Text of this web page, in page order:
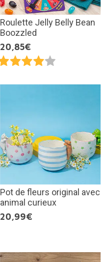
Roulette Jelly Belly Bean
Boozzled
20,85€
Pot de fleurs original avec
animal curieux
20,99€